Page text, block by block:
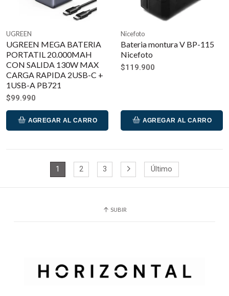
UGREEN
UGREEN MEGA BATERIA
PORTATIL 20.000MAH
CON SALIDA 130W MAX
CARGA RAPIDA 2USB-C +
1USB-A PB721
$99.990
AGREGAR AL CARRO
Nicefoto
Bateria montura V BP-115
Nicefoto
$119.900
AGREGAR AL CARRO
1 2 3 Último
SUBIR